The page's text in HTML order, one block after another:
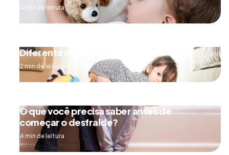
4 min de leitura
Diferentes tipos de engatinhar
2 min de leitura
O que você precisa saber antes de
começar o desfralde?
4 min de leitura